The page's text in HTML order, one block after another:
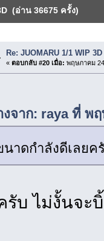
(อ่าน 36675 ครั้ง)
Re: JUOMARU 1/1 WIP 3D
« ตอบกลับ #20 เมื่อ: พฤษภาคม
งจาก: raya ที่ พ
นาดกำลังดีเลย
รับ ไม่งั้นจะ